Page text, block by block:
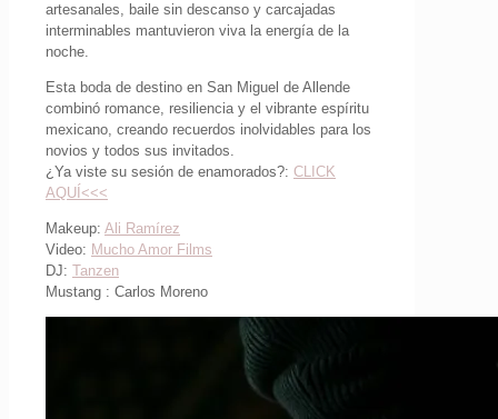
artesanales, baile sin descanso y carcajadas
interminables mantuvieron viva la energía de la
noche.
Esta boda de destino en San Miguel de Allende
combinó romance, resiliencia y el vibrante espíritu
mexicano, creando recuerdos inolvidables para los
novios y todos sus invitados.
¿Ya viste su sesión de enamorados?: CLICK
AQUÍ<<<
Makeup: Ali Ramírez
Video: Mucho Amor Films
DJ: Tanzen
Mustang : Carlos Moreno